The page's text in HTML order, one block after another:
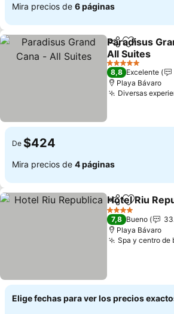
Mira precios de 6 páginas
CompartirAgregar a
Paradisus
All Suites
Ver precios
5 Estrellas
8,8 Excelente
Playa Bávaro
Diversas
De $424
Mira precios de 4 páginas
CompartirAgregar a
Hotel Riu
4 Estrellas
7,8 Bueno
Playa Bávaro
Spa y centro de
Elige fechas para ver los precios